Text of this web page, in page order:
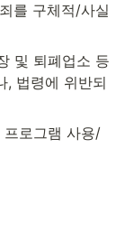
를 구체적/사실
및 퇴폐업소 등
, 법령에 위반되
로그램 사용/